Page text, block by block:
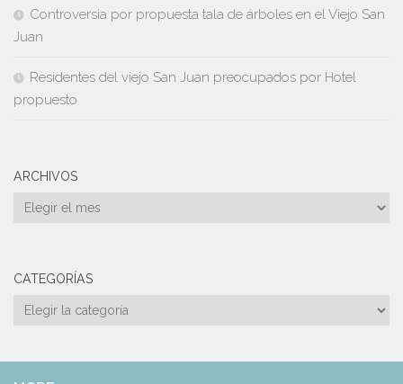
Controversia por propuesta tala de árboles en el Viejo San
Juan
Residentes del viejo San Juan preocupados por Hotel
propuesto
ARCHIVOS
Archivos
CATEGORÍAS
Categorías